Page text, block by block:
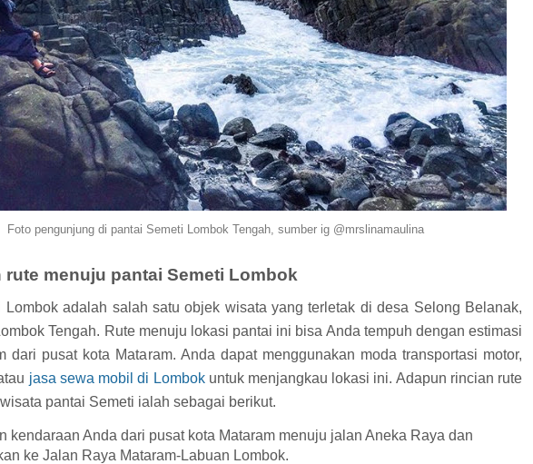
Foto pengunjung di pantai Semeti Lombok Tengah, sumber ig @mrslinamaulina
rute menuju pantai Semeti Lombok
Lombok adalah salah satu objek wisata yang terletak di desa Selong Belanak,
Tengah. Rute menuju lokasi pantai ini bisa Anda tempuh dengan estimasi
dari pusat kota Mataram. Anda dapat menggunakan moda transportasi motor,
jasa sewa mobil di Lombokuntuk menjangkau lokasi ini. Adapun rincian rute
pantai Semeti ialah sebagai berikut.
kendaraan Anda dari pusat kota Mataram menuju jalan Aneka Raya dan
ke Jalan Raya Mataram-Labuan Lombok.